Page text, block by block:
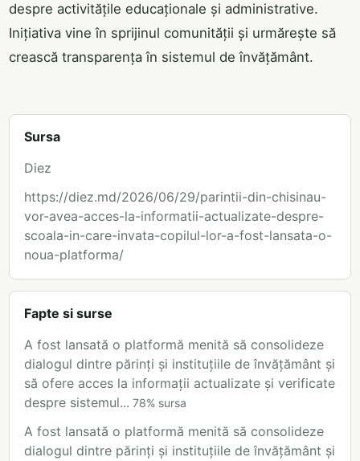
despre activitățile educaționale și administrative.
Inițiativa vine în sprijinul comunității și urmărește să
crească transparența în sistemul de învățământ.
Sursa
Diez
https://diez.md/2026/06/29/parintii-din-chisinau-
vor-avea-acces-la-informatii-actualizate-despre-
scoala-in-care-invata-copilul-lor-a-fost-lansata-o-
noua-platforma/
Fapte si surse
A fost lansată o platformă menită să consolideze
dialogul dintre părinți și instituțiile de învățământ și
să ofere acces la informații actualizate și verificate
despre sistemul... 78% sursa
A fost lansată o platformă menită să consolideze
dialogul dintre părinți și instituțiile de învățământ și